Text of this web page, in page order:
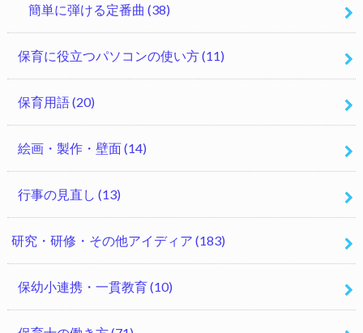
簡単に弾ける定番曲 (38)
保育に役立つパソコンの使い方(11)
保育用語(20)
絵画・製作・壁面(14)
行事の見直し (13)
研究・研修・その他アイディア (183)
保幼小連携・一貫教育(10)